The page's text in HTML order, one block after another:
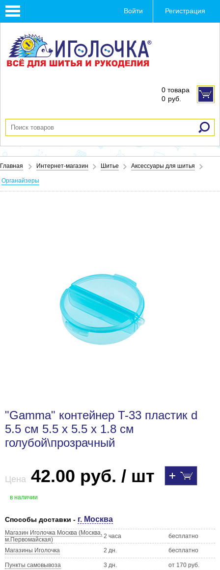
Toggle
navigation
Войти Регистрация
0 товара
0 руб.
Главная Интернет-магазин Шитье Аксессуары для шитья
Органайзеры
"Gamma" контейнер T-33 пластик d
5.5 см 5.5 x 5.5 x 1.8 см
голубой\прозрачный
Цена 42.00 руб. / шт
в наличии
Способы доставки - г. Москва
Магазин Иголочка Москва (Москва,
м.Первомайская)
2 часа бесплатно
Магазины Иголочка 2 дн. бесплатно
Пункты самовывоза 3 дн. от 170 руб.